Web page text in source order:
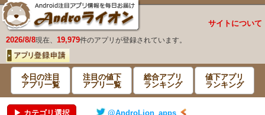
サイトについて
2026/8/8現在、 19,979件のアプリが登録されています。
今日の注目
アプリ一覧
注目の値下
アプリ一覧
総合アプリ
ランキング
値下アプリ
ランキング
▶ カテゴリ選択 @AndroLion_apps